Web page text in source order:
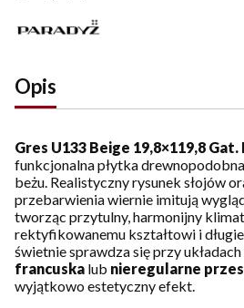
Opis
Gres U133 Beige 19,8×119,8 Gat.
funkcjonalna płytka
beżu. Realistyczny rysunek słojów
przebarwienia wiernie imitują
tworząc przytulny, harmonijny
rektyfikowanemu kształtowi i
świetnie sprawdza się przy
francuska lub nieregularne
wyjątkowo estetyczny efekt.